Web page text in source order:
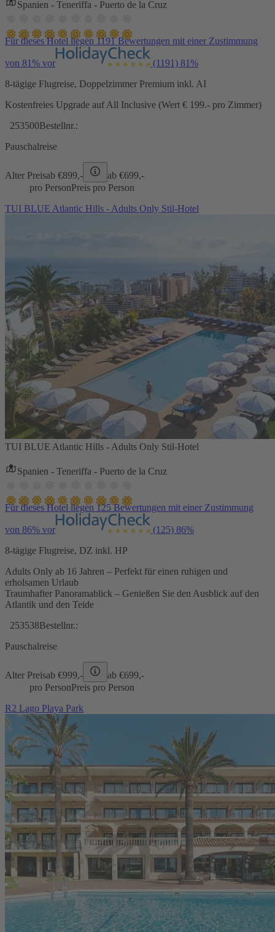
Spanien - Teneriffa - Puerto de la Cruz
Für dieses Hotel liegen 1191 Bewertungen mit einer Zustimmung
von 81% vor (1191) 81%
8-tägige Flugreise, Doppelzimmer Premium inkl. AI
Kostenfreies Upgrade auf All Inclusive (Wert € 199.- pro Zimmer)
253500Bestellnr.:
Pauschalreise
Alter Preisab €899,- ab €699,-
pro PersonPreis pro Person
TUI BLUE Atlantic Hills - Adults Only Stil-Hotel
TUI BLUE Atlantic Hills - Adults Only Stil-Hotel
Spanien - Teneriffa - Puerto de la Cruz
Für dieses Hotel liegen 125 Bewertungen mit einer Zustimmung
von 86% vor (125) 86%
8-tägige Flugreise, DZ inkl. HP
Adults Only ab 16 Jahren – Perfekt für einen ruhigen und
erholsamen Urlaub
Traumhafter Panoramablick – Genießen Sie den Ausblick auf den
Atlantik und den Teide
253538Bestellnr.:
Pauschalreise
Alter Preisab €999,- ab €699,-
pro PersonPreis pro Person
R2 Lago Playa Park